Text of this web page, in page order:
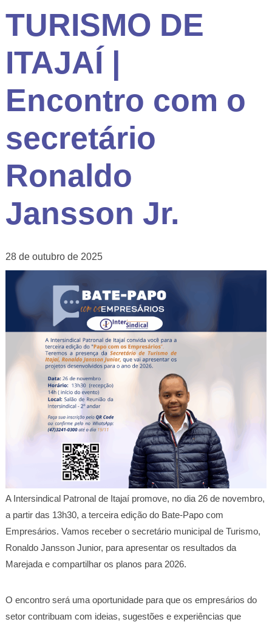
TURISMO DE
ITAJAÍ |
Encontro com o
secretário
Ronaldo
Jansson Jr.
28 de outubro de 2025
A Intersindical Patronal de Itajaí promove, no dia 26 de novembro,
a partir das 13h30, a terceira edição do Bate-Papo com
Empresários. Vamos receber o secretário municipal de Turismo,
Ronaldo Jansson Junior, para apresentar os resultados da
Marejada e compartilhar os planos para 2026.
O encontro será uma oportunidade para que os empresários do
setor contribuam com ideias, sugestões e experiências que